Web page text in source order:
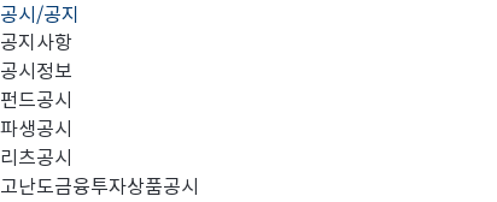
공시/공지
공지사항
공시정보
펀드공시
파생공시
리츠공시
고난도금융투자상품공시
첨부와 같이 당사의 주요 경영사항을 공시합니다.